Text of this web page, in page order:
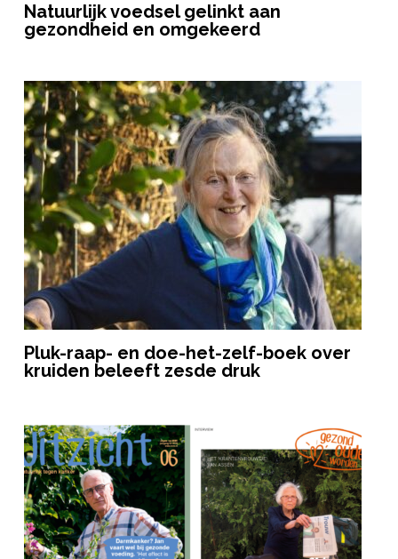
Natuurlijk voedsel gelinkt aan
gezondheid en omgekeerd
Pluk-raap- en doe-het-zelf-boek over
kruiden beleeft zesde druk